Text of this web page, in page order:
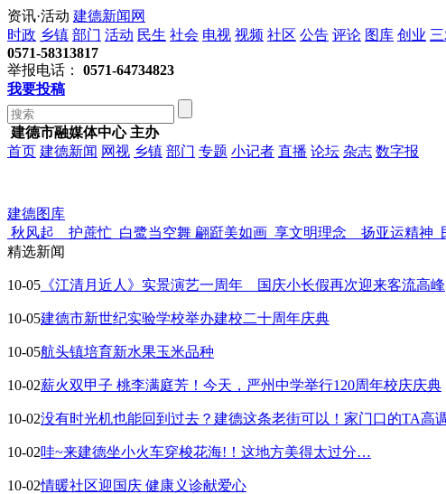
资讯·活动 建德新闻网
时政 乡镇 部门 活动 民生 社会 电视 视频 社区 公告 评论 图库 创业
0571-58313817
举报电话：
0571-64734823
我要投稿
建德市融媒体中心 主办
首页 建德新闻 网视 乡镇 部门 专题 小记者 直播 论坛 杂志 数字报
建德图库
秋风起 护蔗忙 白鹭当空舞 翩跹美如画 享文明理念 扬亚运精神
精选新闻
10-05 《江清月近人》实景演艺一周年 国庆小长假再次迎来客流高峰
10-05建德市新世纪实验学校举办建校二十周年庆典
10-05航头镇培育新水果玉米品种
10-02薪火双甲子 桃李满庭芳！今天，严州中学举行120周年校庆庆典
10-02没有时光机也能回到过去？建德这条老街可以！家门口的TA高
10-02哇~来建德坐小火车穿梭花海!！这地方美得太过分…
10-02情暖社区迎国庆 健康义诊献爱心